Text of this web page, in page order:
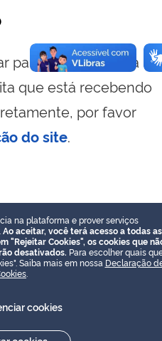
para visualizar essa
que está recebendo
por favor
do site.
na plataforma e prover serviços
Ao aceitar, você terá acesso a todas as
"Rejeitar Cookies", os cookies que
desativados. Para escolher quais
Saiba mais em nossa Declaração
cookies